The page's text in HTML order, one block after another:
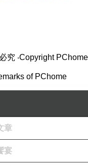
究 ‧Copyright PChome
of PChome
章
宴